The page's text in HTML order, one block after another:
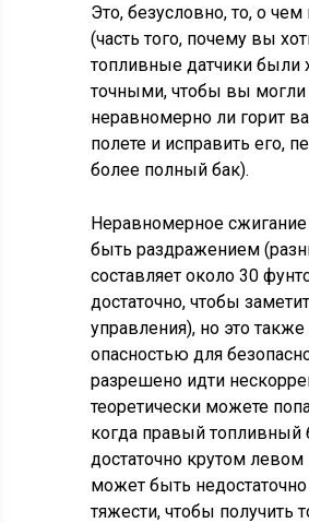
Это, безусловно, то, о
(часть того, почему вы
топливные датчики были
точными, чтобы вы могли
неравномерно ли горит
полете и исправить его,
более полный бак).
Неравномерное
быть раздражением
составляет около 30
достаточно, чтобы
управления), но это
опасностью для
разрешено идти
теоретически можете
когда правый топливный
достаточно крутом левом
может быть
тяжести, чтобы получить